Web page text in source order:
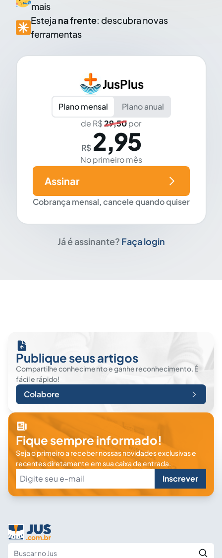
mais
Esteja na frente: descubra novas
ferramentas
JusPlus
Plano mensal
Plano anual
de R$29,50por
R$ 2,95
No primeiro mês
Cobrança mensal, cancele quando quiser
Assinar
Já é assinante? Faça login
Publique seus artigos
Compartilhe conhecimento e ganhe reconhecimento. É
fácil e rápido!
Colabore
Fique sempre informado!
Seja o primeiro a receber nossas novidades exclusivas e
recentes diretamente em sua caixa de entrada.
Inscrever